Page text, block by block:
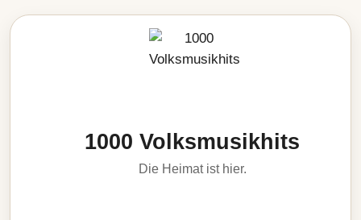
1000 Volksmusikhits
Die Heimat ist hier.